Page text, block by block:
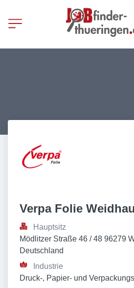
Verpa Folie
Hauptsitz
Mödlitzer Straße 46 / 48 96279
Deutschland
Industrie
Druck-, Papier- und